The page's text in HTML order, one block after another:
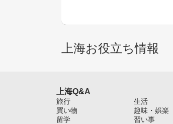
上海お役立ち情報
上海Q&A
旅行 生活
買い物
趣味・娯楽
留学
習い事